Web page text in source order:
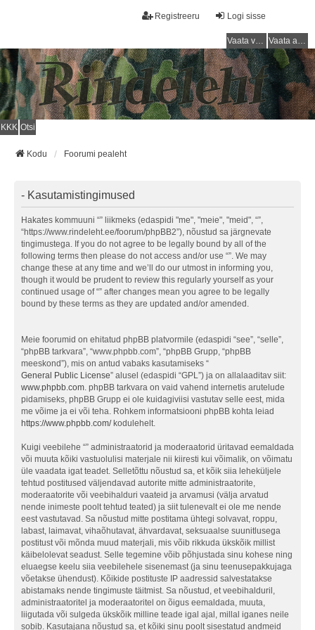
Logi sisse
Registreeru
Vaata vastamata teemasi Vaata aktiivseid teemasid
KKK Otsi
Kodu Foorumi pealeht
- Kasutamistingimused
Hakates kommuuni “” liikmeks (edaspidi "me", "meie", "meid", “”,
“https://www.rindeleht.ee/foorum/phpBB2”), nõustud sa järgnevate
tingimustega. If you do not agree to be legally bound by all of the
following terms then please do not access and/or use “”. We may
change these at any time and we’ll do our utmost in informing you,
though it would be prudent to review this regularly yourself as your
continued usage of “” after changes mean you agree to be legally
bound by these terms as they are updated and/or amended.
Meie foorumid on ehitatud phpBB platvormile (edaspidi “see”, “selle”,
“phpBB tarkvara”, “www.phpbb.com”, “phpBB Grupp, “phpBB
meeskond”), mis on antud vabaks kasutamiseks “
General Public License” alusel (edaspidi “GPL”) ja on allalaaditav siit:
www.phpbb.com. phpBB tarkvara on vaid vahend internetis arutelude
pidamiseks, phpBB Grupp ei ole kuidagiviisi vastutav selle eest, mida
me võime ja ei või teha. Rohkem informatsiooni phpBB kohta leiad
https://www.phpbb.com/kodulehelt.
Kuigi veebilehe “” administraatorid ja moderaatorid üritavad eemaldada
või muuta kõiki vastuolulisi materjale nii kiiresti kui võimalik, on võimatu
üle vaadata igat teadet. Selletõttu nõustud sa, et kõik siia leheküljele
tehtud postitused väljendavad autorite mitte administraatorite,
moderaatorite või veebihalduri vaateid ja arvamusi (välja arvatud
nende inimeste poolt tehtud teated) ja siit tulenevalt ei ole me nende
eest vastutavad. Sa nõustud mitte postitama ühtegi solvavat, roppu,
labast, laimavat, vihaõhutavat, ähvardavat, seksuaalse suunitlusega
postitust või mõnda muud materjali, mis võib rikkuda ükskõik millist
käibelolevat seadust. Selle tegemine võib põhjustada sinu kohese ning
eluaegse keelu siia veebilehele sisenemast (ja sinu teenusepakkujaga
võetakse ühendust). Kõikide postituste IP aadressid salvestatakse
abistamaks nende tingimuste täitmist. Sa nõustud, et veebihalduril,
administraatoritel ja moderaatoritel on õigus eemaldada, muuta,
liigutada või sulgeda ükskõik milline teade igal ajal, millal iganes neile
sobib. Kasutajana nõustud sa, et kõiki sinu poolt sisestatud andmeid